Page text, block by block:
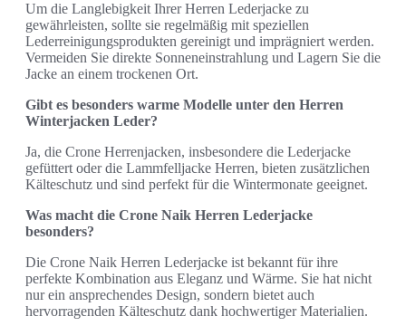
Um die Langlebigkeit Ihrer Herren Lederjacke zu
gewährleisten, sollte sie regelmäßig mit speziellen
Lederreinigungsprodukten gereinigt und imprägniert werden.
Vermeiden Sie direkte Sonneneinstrahlung und Lagern Sie die
Jacke an einem trockenen Ort.
Gibt es besonders warme Modelle unter den Herren
Winterjacken Leder?
Ja, die Crone Herrenjacken, insbesondere die Lederjacke
gefüttert oder die Lammfelljacke Herren, bieten zusätzlichen
Kälteschutz und sind perfekt für die Wintermonate geeignet.
Was macht die Crone Naik Herren Lederjacke
besonders?
Die Crone Naik Herren Lederjacke ist bekannt für ihre
perfekte Kombination aus Eleganz und Wärme. Sie hat nicht
nur ein ansprechendes Design, sondern bietet auch
hervorragenden Kälteschutz dank hochwertiger Materialien.